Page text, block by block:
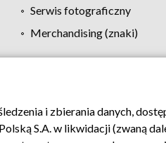
Serwis fotograficzny
Merchandising (znaki)
Biuro reklamy Kontakt
i zbierania danych,
S.A. w likwidacji (zwaną